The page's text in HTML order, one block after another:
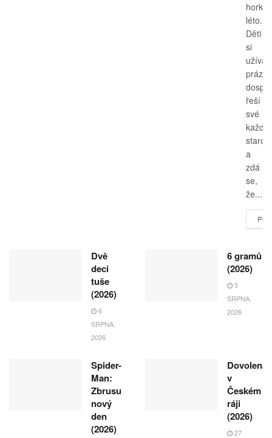
horké
léto.
Děti
si
užívají
řeší
své
a
zdá
se,
že...
Dvě
deci
tuše
(2026)
6
SRPNA,
2026
6 gramů
(2026)
5
SRPNA,
2026
Spider-
Man:
Zbrusu
nový
den
(2026)
Dovolená
v
Českém
ráji
(2026)
27